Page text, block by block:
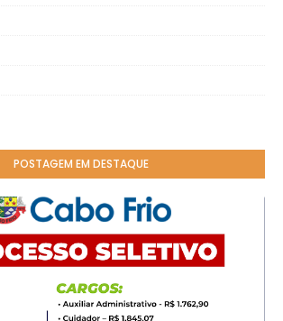
POSTAGEM EM DESTAQUE